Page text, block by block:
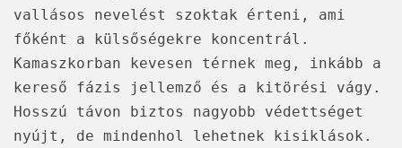
vallásos nevelést szoktak érteni, ami
főként a külsőségekre koncentrál.
Kamaszkorban kevesen térnek meg, inkább a
kereső fázis jellemző és a kitörési vágy.
Hosszú távon biztos nagyobb védettséget
nyújt, de mindenhol lehetnek kisiklások.